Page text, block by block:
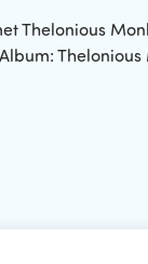
Thelonious